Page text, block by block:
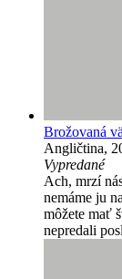
Brožovaná
Angličtina,
Vypredané
Ach, mrzí
nemáme ju
môžete mať
nepredali